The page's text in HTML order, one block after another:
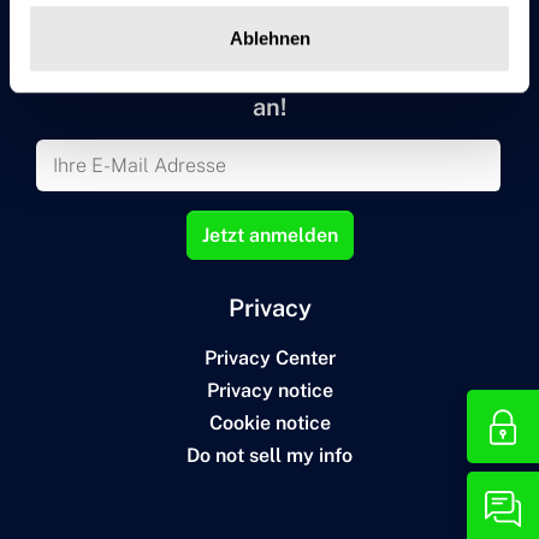
Ablehnen
an!
Jetzt anmelden
Privacy
Privacy Center
Privacy notice
Cookie notice
Do not sell my info